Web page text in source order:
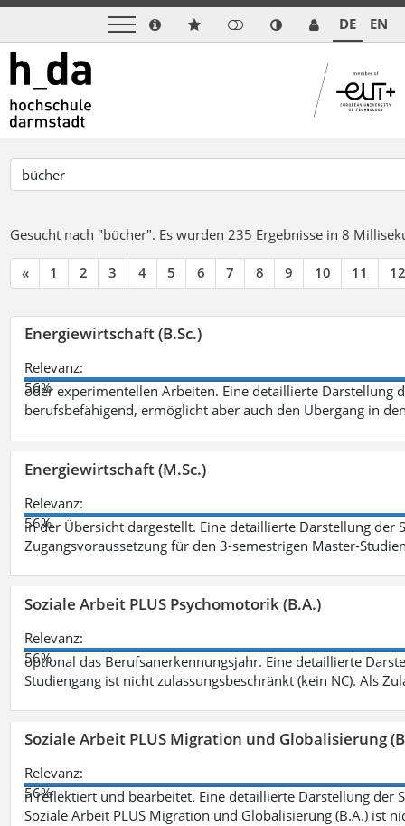
DE EN
Gesucht nach "bücher". Es wurden 235 Ergebnisse in 8
« 1 2 3 4 5 6 7 8 9 10 11 12
Energiewirtschaft (B.Sc.)
Relevanz:
56%
oder experimentellen Arbeiten. Eine detaillierte Darstellung
berufsbefähigend, ermöglicht aber auch den Übergang in
Energiewirtschaft (M.Sc.)
Relevanz:
56%
in der Übersicht dargestellt. Eine detaillierte Darstellung der
Zugangsvoraussetzung für den 3-semestrigen Master-
Soziale Arbeit PLUS Psychomotorik (B.A.)
Relevanz:
56%
optional das Berufsanerkennungsjahr. Eine detaillierte
Studiengang ist nicht zulassungsbeschränkt (kein NC). Als
Soziale Arbeit PLUS Migration und Globalisierung
Relevanz:
56%
n reflektiert und bearbeitet. Eine detaillierte Darstellung der
Soziale Arbeit PLUS Migration und Globalisierung (B.A.) ist